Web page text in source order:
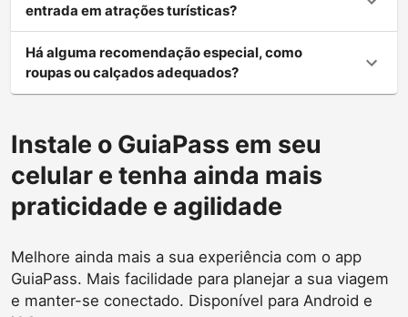
entrada em atrações turísticas?
Há alguma recomendação especial, como
roupas ou calçados adequados?
Instale o GuiaPass em seu
celular e tenha ainda mais
praticidade e agilidade
Melhore ainda mais a sua experiência com o app
GuiaPass. Mais facilidade para planejar a sua viagem
e manter-se conectado. Disponível para Android e